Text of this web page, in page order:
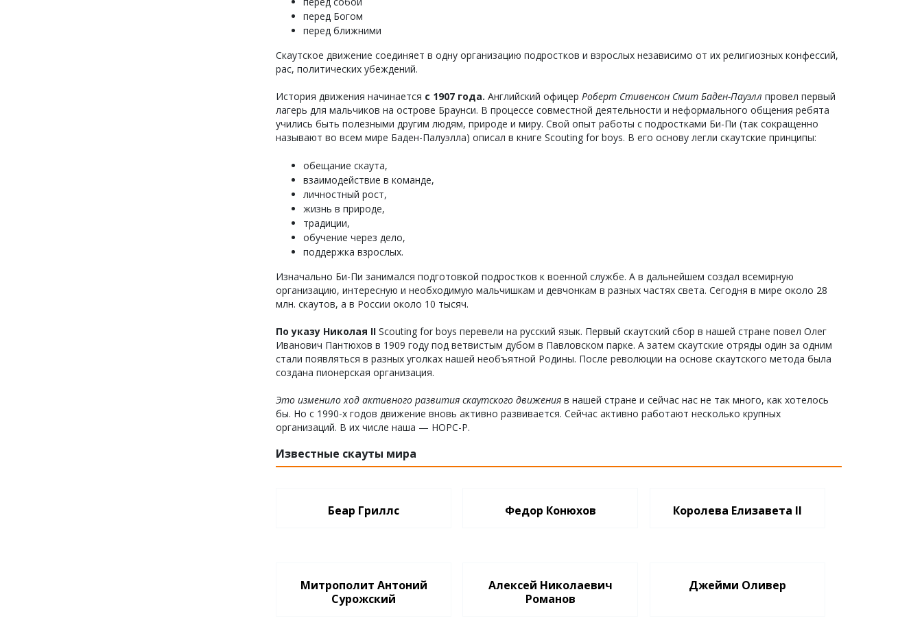
перед Богом
перед ближними
Скаутское движение соединяет в одну организацию подростков и взрослых независимо от их религиозных конфессий,
рас, политических убеждений.
История движения начинается с 1907 года. Английский офицер Роберт Стивенсон Смит Баден-Пауэлл провел первый
лагерь для мальчиков на острове Браунси. В процессе совместной деятельности и неформального общения ребята
учились быть полезными другим людям, природе и миру. Свой опыт работы с подростками Би-Пи (так сокращенно
называют во всем мире Баден-Палуэлла) описал в книге Scouting for boys. В его основу легли скаутские принципы:
обещание скаута,
взаимодействие в команде,
личностный рост,
жизнь в природе,
традиции,
обучение через дело,
поддержка взрослых.
Изначально Би-Пи занимался подготовкой подростков к военной службе. А в дальнейшем создал всемирную
организацию, интересную и необходимую мальчишкам и девчонкам в разных частях света. Сегодня в мире около 28
млн. скаутов, а в России около 10 тысяч.
По указу Николая II Scouting for boys перевели на русский язык. Первый скаутский сбор в нашей стране повел Олег
Иванович Пантюхов в 1909 году под ветвистым дубом в Павловском парке. А затем скаутские отряды один за одним
стали появляться в разных уголках нашей необъятной Родины. После революции на основе скаутского метода была
создана пионерская организация.
Это изменило ход активного развития скаутского движения в нашей стране и сейчас нас не так много, как хотелось
бы. Но с 1990-х годов движение вновь активно развивается. Сейчас активно работают несколько крупных
организаций. В их числе наша — НОРС-Р.
Известные скауты мира
Беар Гриллс Федор Конюхов Королева Елизавета II
Митрополит Антоний
Сурожский
Алексей Николаевич
Романов
Джейми Оливер